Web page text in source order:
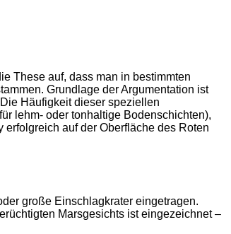
These auf, dass man in bestimmten
Grundlage der Argumentation ist
Häufigkeit dieser speziellen
lehm- oder tonhaltige Bodenschichten),
auf der Oberfläche des Roten
große Einschlagkrater eingetragen.
Marsgesichts ist eingezeichnet –